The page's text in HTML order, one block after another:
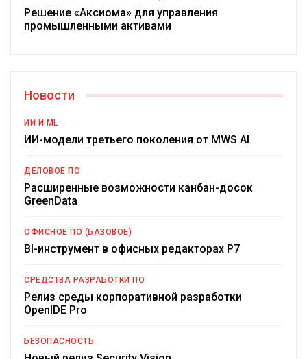
Решение «Аксиома» для управления
промышленными активами
Новости
ИИ И ML
ИИ-модели третьего поколения от MWS AI
ДЕЛОВОЕ ПО
Расширенные возможности канбан-досок
GreenData
ОФИСНОЕ ПО (БАЗОВОЕ)
BI-инструмент в офисных редакторах Р7
СРЕДСТВА РАЗРАБОТКИ ПО
Релиз среды корпоративной разработки
OpenIDE Pro
БЕЗОПАСНОСТЬ